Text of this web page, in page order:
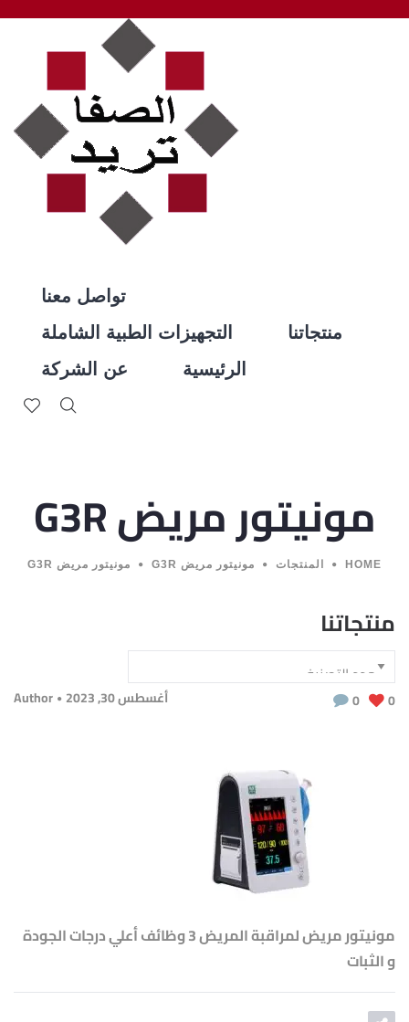
تواصل معنا
التجهيزات الطبية الشاملة
منتجاتنا
عن الشركة
الرئيسية
مونيتور مريض G3R
HOME المنتجات مونيتور مريض G3R مونيتور مريض G3R
منتجاتنا
أغسطس 30, 2023 Author 0 0
مونيتور مريض لمراقبة المريض 3 وظائف أعلي درجات الجودة
و الثبات